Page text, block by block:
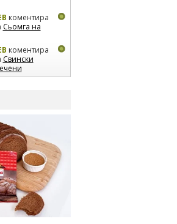
коментира
Сьомга на
коментира
Свински
рецептата